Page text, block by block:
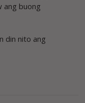
ang buong
din nito ang